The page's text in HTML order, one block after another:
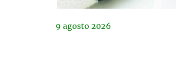
9 agosto 2026